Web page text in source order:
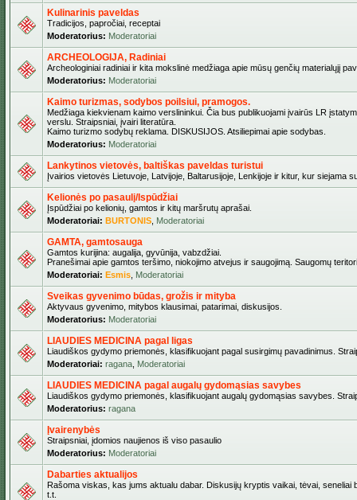
Kulinarinis paveldas
Tradicijos, papročiai, receptai
Moderatorius: Moderatoriai
ARCHEOLOGIJA, Radiniai
Archeologiniai radiniai ir kita mokslinė medžiaga apie mūsų genčių materialųjį
Moderatorius: Moderatoriai
Kaimo turizmas, sodybos poilsiui, pramogos.
Medžiaga kiekvienam kaimo verslininkui. Čia bus publikuojami įvairūs LR
verslu. Straipsniai, įvairi literatūra.
Kaimo turizmo sodybų reklama. DISKUSIJOS. Atsiliepimai apie sodybas.
Moderatorius: Moderatoriai
Lankytinos vietovės, baltiškas paveldas turistui
Įvairios vietovės Lietuvoje, Latvijoje, Baltarusijoje, Lenkijoje ir kitur, kur siejama
Kelionės po pasaulį/Ispūdžiai
Įspūdžiai po kelionių, gamtos ir kitų maršrutų aprašai.
Moderatoriai: BURTONIS Moderatoriai
GAMTA, gamtosauga
Gamtos kurijina: augalija, gyvūnija, vabzdžiai.
Pranešimai apie gamtos teršimo, niokojimo atvejus ir saugojimą. Saugomų
Moderatoriai: Esmis Moderatoriai
Sveikas gyvenimo būdas, grožis ir mityba
Aktyvaus gyvenimo, mitybos klausimai, patarimai, diskusijos.
Moderatorius: Moderatoriai
LIAUDIES MEDICINA pagal ligas
Liaudiškos gydymo priemonės, klasifikuojant pagal susirgimų pavadinimus.
Moderatoriai: ragana Moderatoriai
LIAUDIES MEDICINA pagal augalų gydomąsias savybes
Liaudiškos gydymo priemonės, klasifikuojant augalų gydomąsias savybes.
Moderatorius: ragana
Įvairenybės
Straipsniai, įdomios naujienos iš viso pasaulio
Moderatorius: Moderatoriai
Dabarties aktualijos
Rašoma viskas, kas jums aktualu dabar. Diskusijų kryptis vaikai, tėvai, seneliai
t.t.